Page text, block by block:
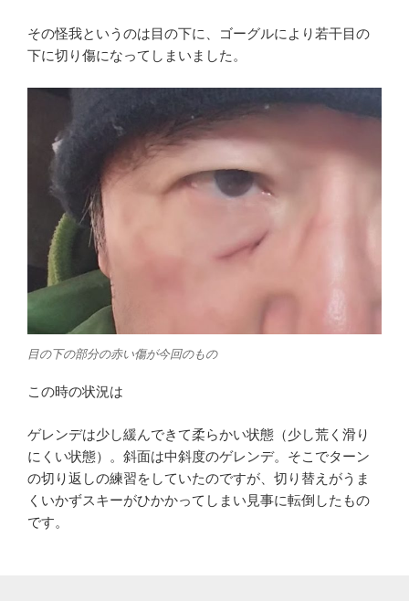
その怪我というのは目の下に、ゴーグルにより若干目の
下に切り傷になってしまいました。
目の下の部分の赤い傷が今回のもの
この時の状況は
ゲレンデは少し緩んできて柔らかい状態（少し荒く滑り
にくい状態）。斜面は中斜度のゲレンデ。そこでターン
の切り返しの練習をしていたのですが、切り替えがうま
くいかずスキーがひかかってしまい見事に転倒したもの
です。